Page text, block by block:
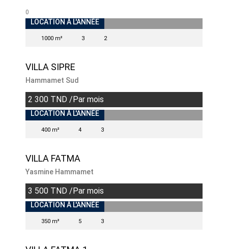
0
INDISPONIBLE
LOCATION À L'ANNÉE
1000 m² 3 2
VILLA SIPRE
Hammamet Sud
2 300 TND /Par mois
LOCATION À L'ANNÉE
400 m² 4 3
VILLA FATMA
Yasmine Hammamet
3 500 TND /Par mois
INDISPONIBLE
LOCATION À L'ANNÉE
350 m² 5 3